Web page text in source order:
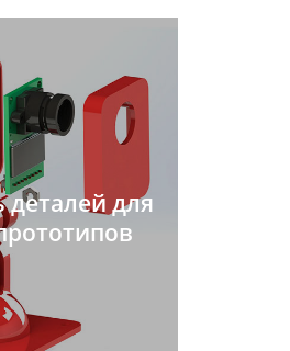
деталей для